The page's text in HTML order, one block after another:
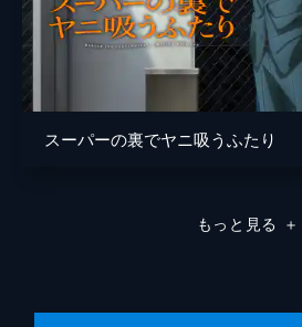
スーパーの裏でヤニ吸うふたり
もっと見る ＋